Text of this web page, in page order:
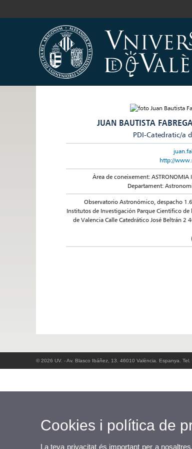
JUAN BAUTISTA
PDI-Catedratic/a
http://
Àrea de coneixement: ASTRONOMIA I
Departament:
Observatorio Astronómico, despacho
Institutos de Investigación Parque Científico de
de Valencia Calle Catedrático José Beltrán 2
© 2026 UV. - Av. Blasco Ibáñez, 13. 46010 València. Espanya.
Cookies i política de
La teva privacitat és important per a